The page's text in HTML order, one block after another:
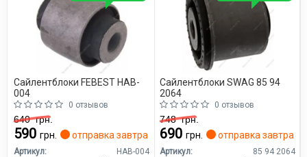
Сайлентблоки FEBEST HAB-
004
0 отзывов
640грн.
590 грн. отправка завтра
Артикул:
HAB-004
Сайлентблоки SWAG 85 94
2064
0 отзывов
748грн.
690 грн. отправка завтра
Артикул:
85 94 2064